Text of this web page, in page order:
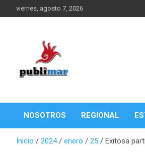
al
viernes, agosto 7, 2026
PubliMar
NOSOTROS REGIONAL
Inicio 2024 enero 25 Exitosa